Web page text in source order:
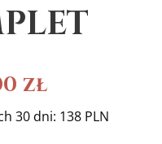
zł
30 dni: 138 PLN